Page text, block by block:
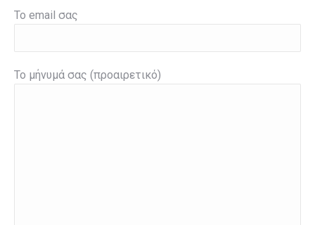
Το email σας
Το μήνυμά σας (προαιρετικό)